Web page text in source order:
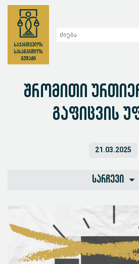
შრომითი
გაფიცვის
21.03.2025
სარჩევი